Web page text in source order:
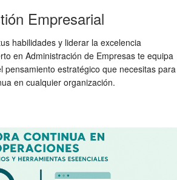
Empresarial
habilidades y liderar la excelencia
en Administración de Empresas te equipa
pensamiento estratégico que necesitas para
en cualquier organización.